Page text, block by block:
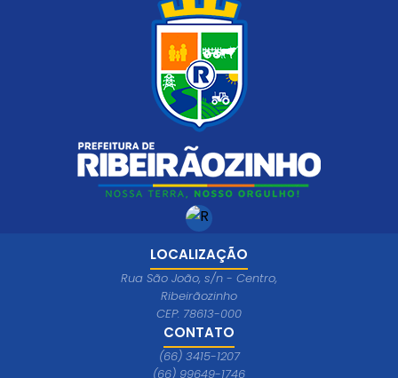
LOCALIZAÇÃO
Rua São João, s/n - Centro,
Ribeirãozinho
CEP: 78613-000
CONTATO
(66) 3415-1207
(66) 99649-1746